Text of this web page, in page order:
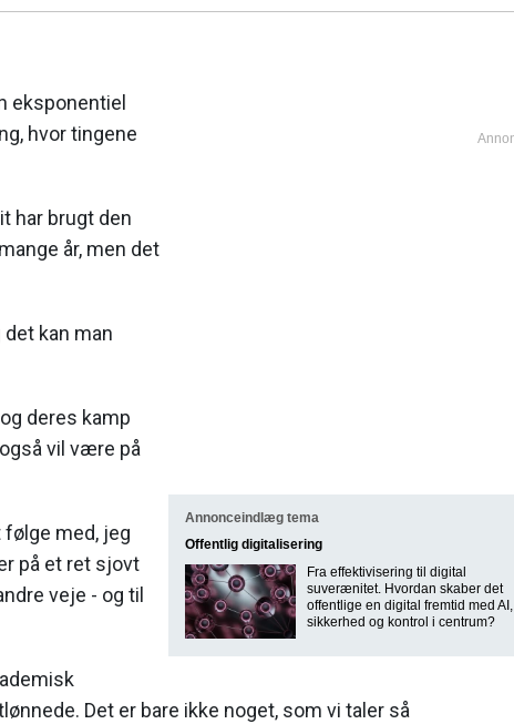
Annonceindlæg tema
Offentlig digitalisering
Fra effektivisering til digital
suverænitet. Hvordan skaber det
offentlige en digital fremtid med AI,
sikkerhed og kontrol i centrum?
eksponentiel
hvor tingene
har brugt den
år, men det
kan man
deres kamp
vil være på
med, jeg
på et ret sjovt
veje - og til
Det er bare ikke noget, som vi taler så